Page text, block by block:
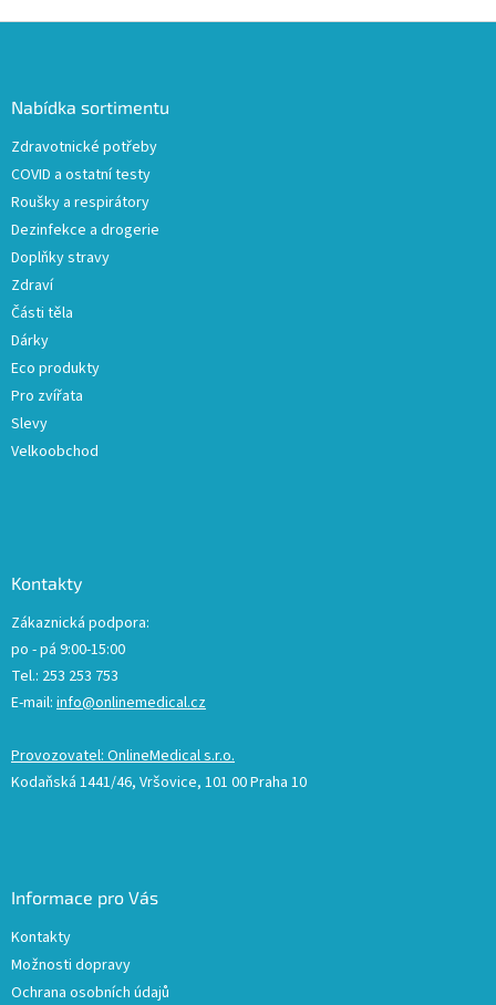
l
Nabídka sortimentu
Zdravotnické potřeby
COVID a ostatní testy
Roušky a respirátory
Dezinfekce a drogerie
Doplňky stravy
Zdraví
Části těla
Dárky
Eco produkty
Pro zvířata
Slevy
Velkoobchod
Kontakty
Zákaznická podpora:
po - pá 9:00-15:00
Tel.: 253 253 753
E-mail: info@onlinemedical.cz
Provozovatel: OnlineMedical s.r.o.
Kodaňská 1441/46, Vršovice, 101 00 Praha 10
Informace pro Vás
Kontakty
Možnosti dopravy
Ochrana osobních údajů